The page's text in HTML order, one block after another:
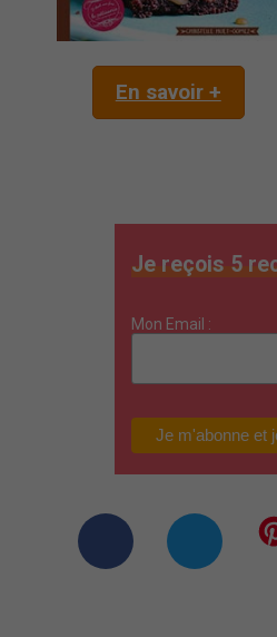
En savoir +
Je reçois 5
Mon Email :